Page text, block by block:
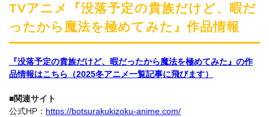
TVアニメ『没落予定の貴族だけど、暇だ
ったから魔法を極めてみた』作品情報
『没落予定の貴族だけど、暇だったから魔法を極めてみた』の作
品情報はこちら（2025冬アニメ一覧記事に飛びます）
■関連サイト
公式HP： https://botsurakukizoku-anime.com/